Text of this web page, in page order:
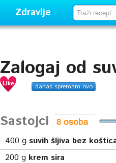
Zdravlje
Zalogaj od
danas spremam ovo
Sastojci
400 g suvih šljiva bez
200 g krem sira